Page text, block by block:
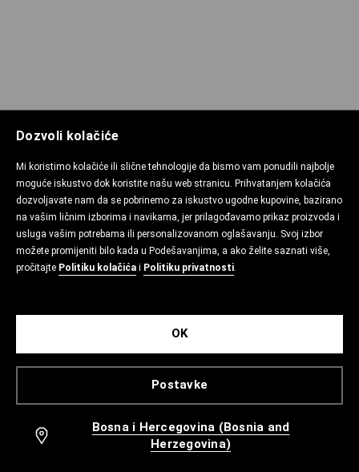
Dozvoli kolačiće
Mi koristimo kolačiće ili slične tehnologije da bismo vam ponudili najbolje
moguće iskustvo dok koristite našu web stranicu. Prihvatanjem kolačića
dozvoljavate nam da se pobrinemo za iskustvo ugodne kupovine, bazirano
na vašim ličnim izborima i navikama, jer prilagođavamo prikaz proizvoda i
usluga vašim potrebama ili personalizovanom oglašavanju. Svoj izbor
možete promijeniti bilo kada u Podešavanjima, a ako želite saznati više,
pročitajte Politiku kolačića i Politiku privatnosti.
Postavke
OK
Bosna i Hercegovina (Bosnia and
Herzegovina)